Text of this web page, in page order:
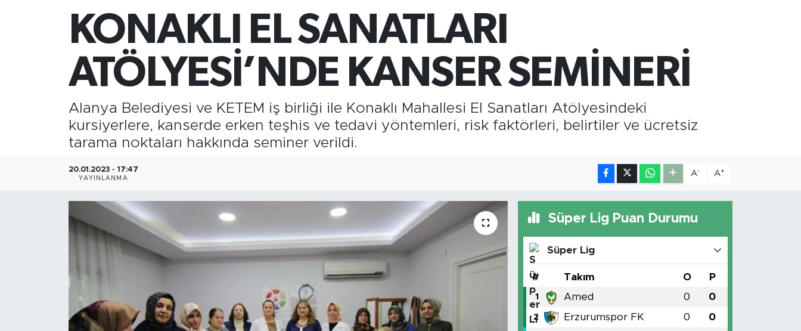
KONAKLI EL SANATLARI
ATÖLYESİ’NDE KANSER SEMİNERİ
Alanya Belediyesi ve KETEM iş birliği ile Konaklı Mahallesi El Sanatları Atölyesindeki
kursiyerlere, kanserde erken teşhis ve tedavi yöntemleri, risk faktörleri, belirtiler ve ücretsiz
tarama noktaları hakkında seminer verildi.
20.01.2023 - 17:47
YAYINLANMA
A- A+
Süper Lig Puan Durumu
Süper Lig
# Takım O P
1 Amed 0 0
2 Erzurumspor FK 0 0
Gazipaşa
Gündem
İnşaat-Emlak
Kültür-Sanat
Siyaset
Türkiye
Yaşam